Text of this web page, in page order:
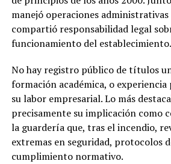
manejó operaciones
compartió responsabilidad legal
funcionamiento del establecimiento.
No hay registro público de títulos
formación académica, o
su labor empresarial. Lo más
precisamente su implicación como
la guardería que, tras el incendio,
extremas en seguridad, protocolos
cumplimiento normativo.